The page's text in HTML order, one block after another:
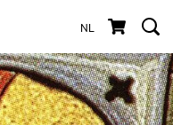
NL